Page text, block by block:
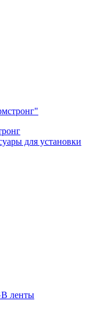
для установки
ленты